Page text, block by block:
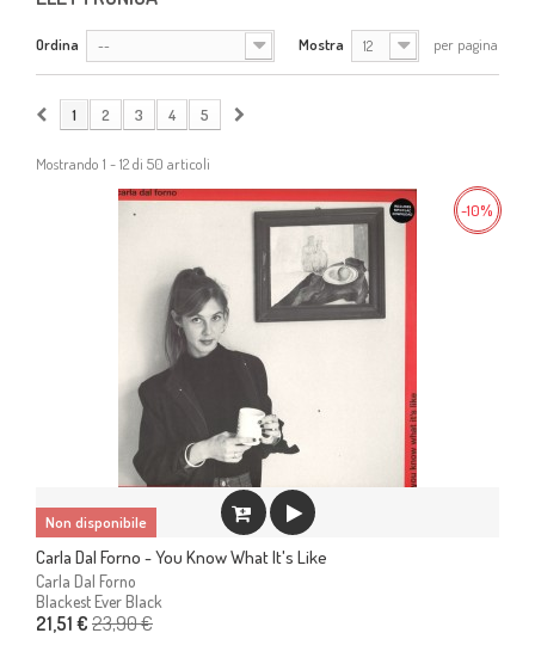
Ordina -- Mostra 12 per pagina
1 2 3 4 5
Mostrando 1 - 12 di 50 articoli
Non disponibile
Carla Dal Forno - You Know What It's Like
Carla Dal Forno
Blackest Ever Black
21,51 € 23,90 €
-10%